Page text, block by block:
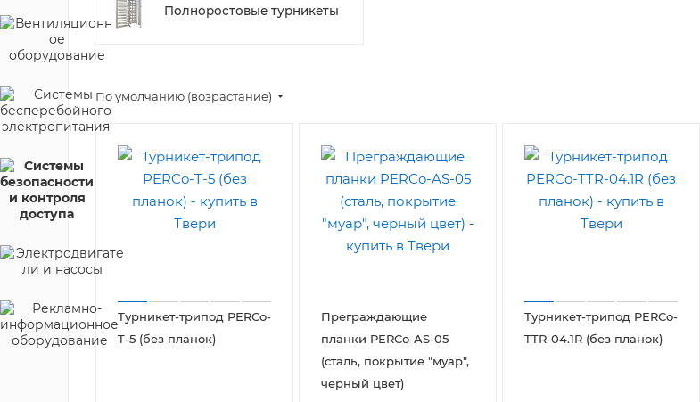
Полноростовые турникеты
По умолчанию (возрастание)
Турникет-трипод PERCo-
T-5 (без планок)
Преграждающие
планки PERCo-AS-05
(сталь, покрытие "муар",
черный цвет)
Турникет-трипод PERCo-
TTR-04.1R (без планок)